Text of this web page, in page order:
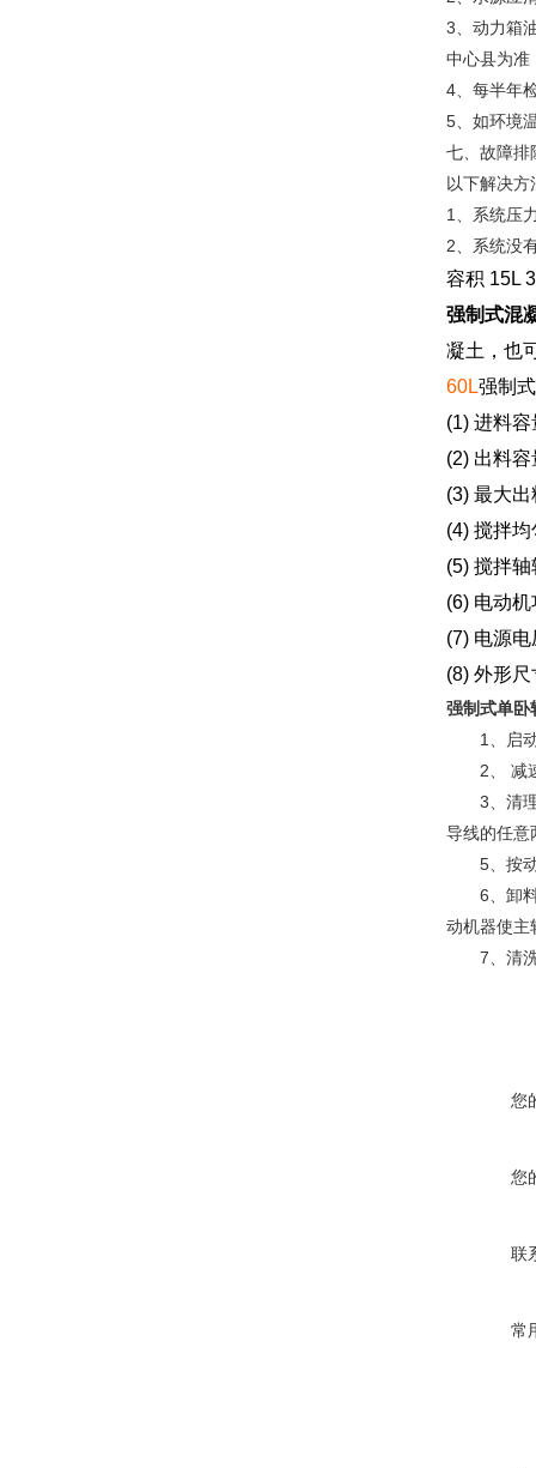
3、动力箱
中心县为准
4、每半年
5、如环境
七、故障排
以下解决
1、系统压
2、系统没
容积 15L
强制式混
凝土，也
60L强制
(1) 进料容
(2) 出料容
(3) 最大出
(4) 搅拌均
(5) 搅拌轴
(6) 电动机
(7) 电源电
(8) 外形尺
强制式单卧
1、启动
2、 减速
3、清理
导线的任意
5、按动
6、卸料
动机器使主
7、清洗
您
您
联
常